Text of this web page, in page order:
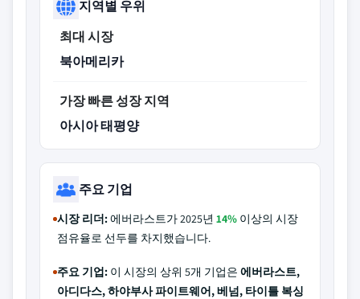
지역별 우위
최대 시장
북아메리카
가장 빠른 성장 지역
아시아 태평양
주요 기업
시장 리더:에버라스트가 2025년 14% 이상의 시장
점유율로 선두를 차지했습니다.
주요 기업: 이 시장의 상위 5개 기업은 에버라스트,
아디다스, 하야부사 파이트웨어, 베넘, 타이틀 복싱